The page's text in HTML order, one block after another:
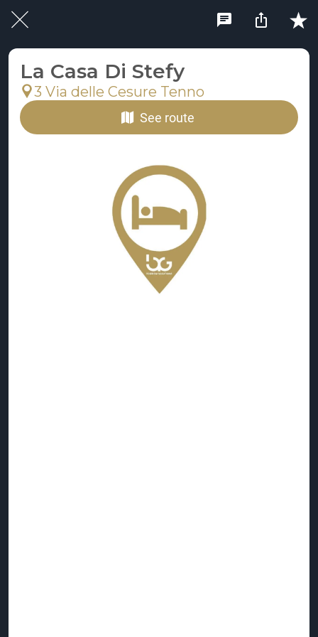
La Casa Di Stefy
3 Via delle Cesure Tenno
See route